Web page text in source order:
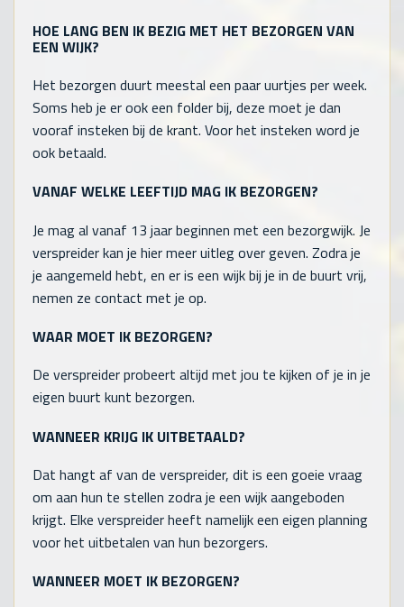
HOE LANG BEN IK BEZIG MET HET BEZORGEN VAN
EEN WIJK?
Het bezorgen duurt meestal een paar uurtjes per week.
Soms heb je er ook een folder bij, deze moet je dan
vooraf insteken bij de krant. Voor het insteken word je
ook betaald.
VANAF WELKE LEEFTIJD MAG IK BEZORGEN?
Je mag al vanaf 13 jaar beginnen met een bezorgwijk. Je
verspreider kan je hier meer uitleg over geven. Zodra je
je aangemeld hebt, en er is een wijk bij je in de buurt vrij,
nemen ze contact met je op.
WAAR MOET IK BEZORGEN?
De verspreider probeert altijd met jou te kijken of je in je
eigen buurt kunt bezorgen.
WANNEER KRIJG IK UITBETAALD?
Dat hangt af van de verspreider, dit is een goeie vraag
om aan hun te stellen zodra je een wijk aangeboden
krijgt. Elke verspreider heeft namelijk een eigen planning
voor het uitbetalen van hun bezorgers.
WANNEER MOET IK BEZORGEN?